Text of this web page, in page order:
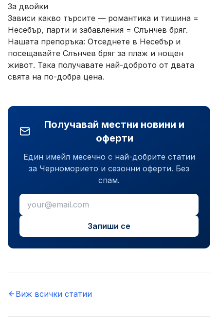
За двойки
Зависи какво търсите — романтика и тишина =
Несебър, парти и забавления = Слънчев бряг.
Нашата препоръка: Отседнете в Несебър и
посещавайте Слънчев бряг за плаж и нощен
живот. Така получавате най-доброто от двата
свята на по-добра цена.
Получавай местни новини и
оферти
Един имейл месечно с най-добрите статии
за Черноморието и сезонни оферти. Без
спам.
Запиши се
Виж всички статии